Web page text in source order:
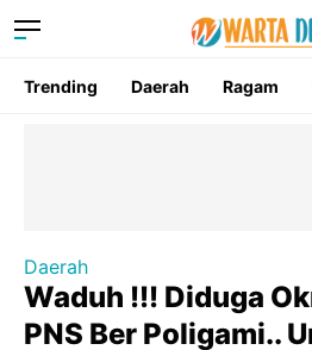
Trending Daerah Ragam
Daerah
Waduh !!! Diduga
PNS Ber Poligami..